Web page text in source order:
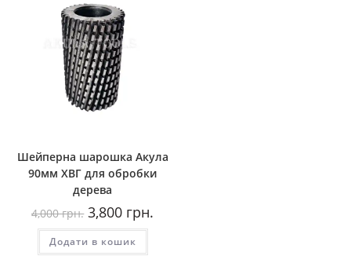
Шейперна шарошка Акула
90мм ХВГ для обробки
дерева
4,000грн. Оригінальна
ціна:
4,000
грн..
3,800 грн.
Додати в кошик